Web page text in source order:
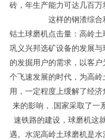
砖，年生产能力可达几百
这样的钢渣综合
钴土球磨机点击量：高岭
巩义兴邦选矿设备的发展
的发掘用户的需求，以客
个飞速发展的时代，为高
用，一定程度上缓解了经
来的影响，.国家采取了一
速铁路的建设，球磨机这
遇。水泥高岭土球磨机是